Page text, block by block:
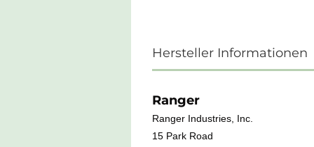
Hersteller Informationen
Ranger
Ranger Industries, Inc.
15 Park Road